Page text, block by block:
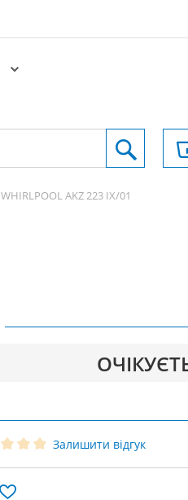
WHIRLPOOL AKZ 223 IX/01
Залишити відгук